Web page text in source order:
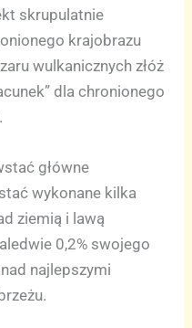
skrupulatnie
krajobrazu
wulkanicznych złóż
dla chronionego
główne
wykonane kilka
ziemią i lawą
0,2% swojego
najlepszymi